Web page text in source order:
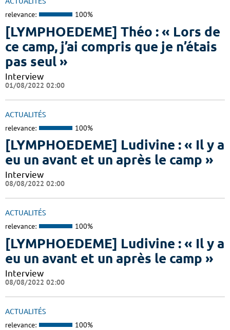
relevance: 100%
[LYMPHOEDEME] Théo : « Lors de
ce camp, j’ai compris que je n’étais
pas seul »
Interview
01/08/2022 02:00
ACTUALITÉS
relevance: 100%
[LYMPHOEDEME] Ludivine : « Il y a
eu un avant et un après le camp »
Interview
08/08/2022 02:00
ACTUALITÉS
relevance: 100%
[LYMPHOEDEME] Ludivine : « Il y a
eu un avant et un après le camp »
Interview
08/08/2022 02:00
ACTUALITÉS
relevance: 100%